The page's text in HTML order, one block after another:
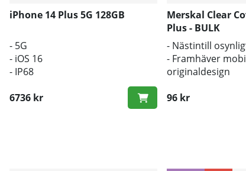
iPhone 14 Plus 5G 128GB
- 5G
- iOS 16
- IP68
6736 kr
Merskal Clear
Plus - BULK
- Nästintill
- Framhäver
originaldesign
- Bra skydd mot
96 kr